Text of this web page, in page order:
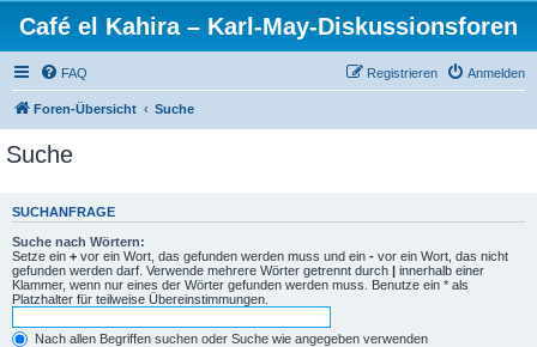
Café el Kahira – Karl-May-Diskussionsforen
FAQ Anmelden
Registrieren
Foren-Übersicht Suche
Suche
SUCHANFRAGE
Suche nach Wörtern:
Setze ein + vor ein Wort, das gefunden werden muss und ein - vor ein Wort, das nicht
gefunden werden darf. Verwende mehrere Wörter getrennt durch | innerhalb einer
Klammer, wenn nur eines der Wörter gefunden werden muss. Benutze ein * als
Platzhalter für teilweise Übereinstimmungen.
Nach allen Begriffen suchen oder Suche wie angegeben verwenden